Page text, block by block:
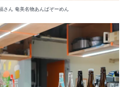
さん 奄美名物あんばぞーめん